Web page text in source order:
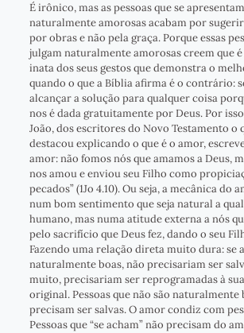
É irônico, mas as pessoas que se
naturalmente amorosas acabam por
por obras e não pela graça. Porque essas
julgam naturalmente amorosas creem que
inata dos seus gestos que demonstra o
quando o que a Bíblia afirma é o contrário:
alcançar a solução para qualquer coisa
nos é dada gratuitamente por Deus. Por
João, dos escritores do Novo Testamento o
destacou explicando o que é o amor,
amor: não fomos nós que amamos a Deus,
nos amou e enviou seu Filho como
pecados” (1Jo 4.10). Ou seja, a mecânica do
num bom sentimento que seja natural a
humano, mas numa atitude externa a nós
pelo sacrifício que Deus fez, dando o seu
Fazendo uma relação direta muito dura: se
naturalmente boas, não precisariam ser
muito, precisariam ser reprogramadas à
original. Pessoas que não são naturalmente
precisam ser salvas. O amor condiz com
Pessoas que “se acham” não precisam do